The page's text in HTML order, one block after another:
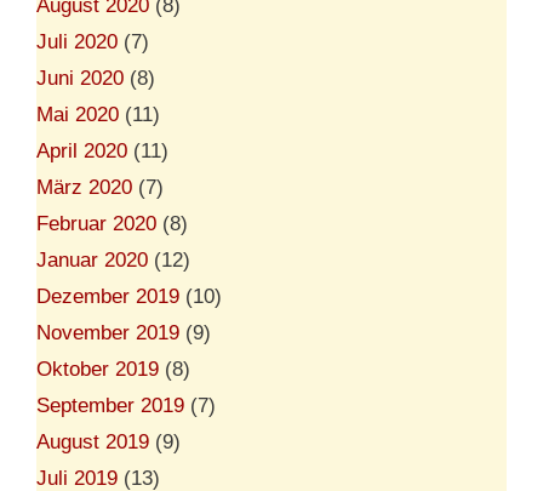
August 2020 (8)
Juli 2020 (7)
Juni 2020 (8)
Mai 2020 (11)
April 2020 (11)
März 2020 (7)
Februar 2020 (8)
Januar 2020 (12)
Dezember 2019 (10)
November 2019 (9)
Oktober 2019 (8)
September 2019 (7)
August 2019 (9)
Juli 2019 (13)